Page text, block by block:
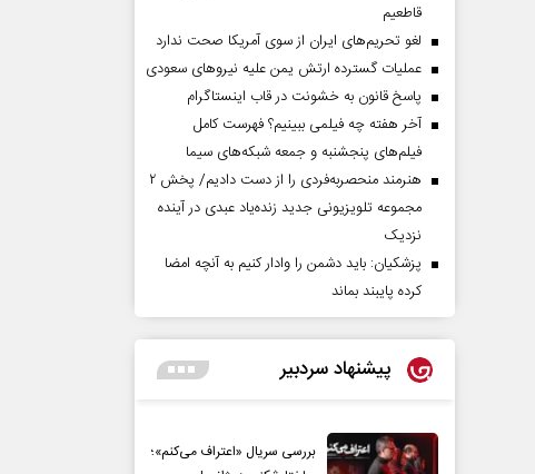
قاطعیم
لغو تحریم‌های ایران از سوی آمریکا صحت ندارد
عملیات گسترده ارتش یمن علیه نیروهای سعودی
پاسخ قانون به خشونت در قاب اینستاگرام
آخر هفته چه فیلمی ببینیم؟ فهرست کامل
فیلم‌های پنجشنبه و جمعه شبکه‌های سیما
هنرمند منحصر‌به‌فردی را از دست دادیم/ پخش ۲
مجموعه تلویزیونی جدید زنده‌یاد عبدی در آینده
نزدیک
پزشکیان: باید دشمن را وادار کنیم به آنچه امضا
کرده پایبند بماند
پیشنهاد سردبیر
بررسی سریال «اعتراف می‌کنم»؛